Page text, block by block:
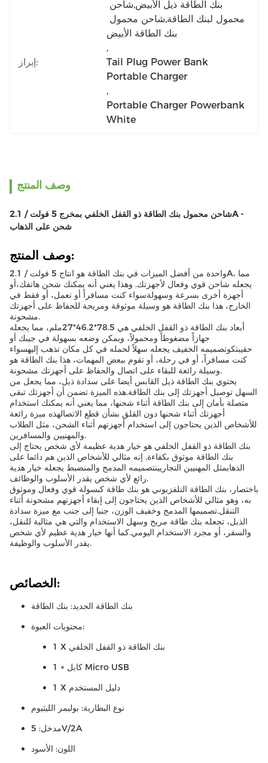
إبراز:
بنك الطاقة الأبيض
,
Tail Plug Power Bank
Portable Charger
,
Portable Charger Powerbank
White
وصف المنتج
شاحن محمول بنك الطاقة ذو القفل الخلفي بمخرج 5 فولت / 2.1A -
شحن على الذهاب
وصف المنتج:
واحدة من أفضل الميزات في بنك الطاقة هو انتاج 5 فولت / 2.1A، مما
يجعله شاحن قوي وفعال لأجهزتك. وهذا يعني أنه يمكنك شحن هاتفك،أو
أجهزة أخرى بسرعة وسهولةسواء كنت مسافراً أو تعمل، أو فقط في
الخارج، هذا بنك الطاقة هو وسيلة موثوقة ومريحة للحفاظ على أجهزتك
مشحونة.
أبعاد بنك الطاقة ذو القفل الخلفي هي 78.5*46.2*27ملم، مما يجعله
جهازاً مضغوطاً ومحمولاً، ويمكن وضعه بسهولة في جيبك أو
حقيبتكوتصميمه الخفيف يجعله سهلاً لحمله في كل مكان تذهب إليهسواء
كنت مسافراً، أو في رحلة، أو تقوم ببعض المهمات، هذا بنك الطاقة هو
وسيلة رائعة للبقاء على اتصال والحفاظ على أجهزتك مشحونة.
يحتوي بنك الطاقة ذيل القابس أيضا على سدادة ذيل، مما يجعل من
السهل توصيل أجهزتك إلى بنك الطاقة.هذه الميزة تضمن أن أجهزتك تبقى
متصلة بأمان إلى بنك الطاقة أثناء شحنها، مما يعني أنه يمكنك استخدام
أجهزتك أثناء شحنها دون القلق بشأن قطع الاتصالهذه ميزة رائعة
للأشخاص الذين يحتاجون إلى استخدام أجهزتهم أثناء الشحن، مثل الطلاب
والمهنيين والمسافرين.
بنك الطاقة ذو القفل الخلفي هو خيار هدية عظيمة لأي شخص يحتاج إلى
بنك الطاقة موثوق بكفاءة. إنه مثالي للأشخاص الذين هم دائما على
الذهابمثل المهنيين التجاريينتصميمه المدمج والمنضبط يجعله خيار هدية
رائع لأي شخص يقدر الأسلوب والوظائف.
باختصار، بنك الطاقة التلفزيوني هو بنك طاقة كبسولة قوي وفعال وموثوق
به، وهو مثالي للأشخاص الذين يحتاجون إلى إبقاء أجهزتهم مشحونة أثناء
التنقل.تصميمها المدمج وخفيف الوزن، جنبا إلى جنب مع ميزة سدادة
الذيل، تجعله بنك طاقة مريح وسهل الاستخدام والتي هي مثالية للنقل،
والسفر، أو مجرد الاستخدام اليومي.كما أنها خيار هدية عظيم لأي شخص
يقدر الأسلوب والوظيفة.
الخصائص:
بنك الطاقة الجديد: بنك الطاقة
محتويات العبوة:
1 X بنك الطاقة ذو القفل الخلفي
1 × كابل Micro USB
1 X دليل المستخدم
نوع البطارية: بوليمر الليثيوم
مدخل: 5V/2A
اللون: الأسود